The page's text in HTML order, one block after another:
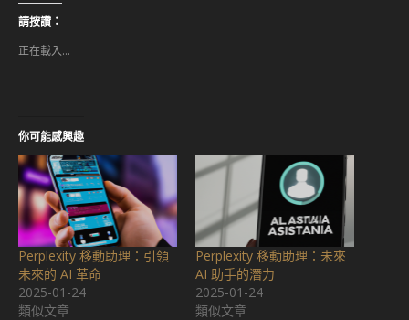
分
享
至
新
請按讚：
正在載入...
你可能感興趣
Perplexity 移動助理：引領
未來的 AI 革命
2025-01-24
類似文章
Perplexity 移動助理：未來
AI 助手的潛力
2025-01-24
類似文章